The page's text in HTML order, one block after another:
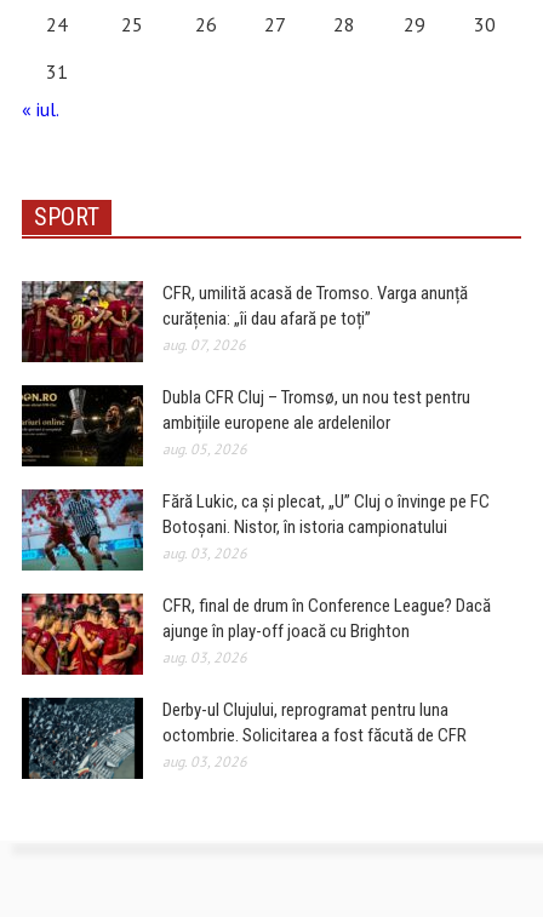
24
25 26 27 28 29
30
31
« iul.
SPORT
CFR, umilită acasă de Tromso. Varga anunță
curățenia: „îi dau afară pe toți”
aug. 07, 2026
Dubla CFR Cluj – Tromsø, un nou test pentru
ambițiile europene ale ardelenilor
aug. 05, 2026
Fără Lukic, ca și plecat, „U” Cluj o învinge pe FC
Botoșani. Nistor, în istoria campionatului
aug. 03, 2026
CFR, final de drum în Conference League? Dacă
ajunge în play-off joacă cu Brighton
aug. 03, 2026
Derby-ul Clujului, reprogramat pentru luna
octombrie. Solicitarea a fost făcută de CFR
aug. 03, 2026